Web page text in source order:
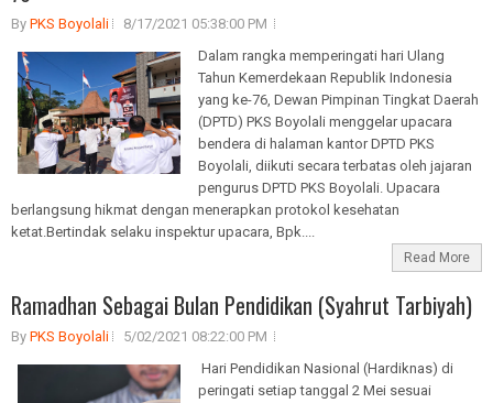
By PKS Boyolali
8/17/2021 05:38:00 PM
Dalam rangka memperingati hari Ulang
Tahun Kemerdekaan Republik Indonesia
yang ke-76, Dewan Pimpinan Tingkat Daerah
(DPTD) PKS Boyolali menggelar upacara
bendera di halaman kantor DPTD PKS
Boyolali, diikuti secara terbatas oleh jajaran
pengurus DPTD PKS Boyolali. Upacara
berlangsung hikmat dengan menerapkan protokol kesehatan
ketat.Bertindak selaku inspektur upacara, Bpk....
Read More
Ramadhan Sebagai Bulan Pendidikan (Syahrut Tarbiyah)
By PKS Boyolali
5/02/2021 08:22:00 PM
Hari Pendidikan Nasional (Hardiknas) di
peringati setiap tanggal 2 Mei sesuai